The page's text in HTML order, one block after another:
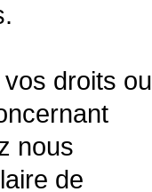
droits ou
nous
de